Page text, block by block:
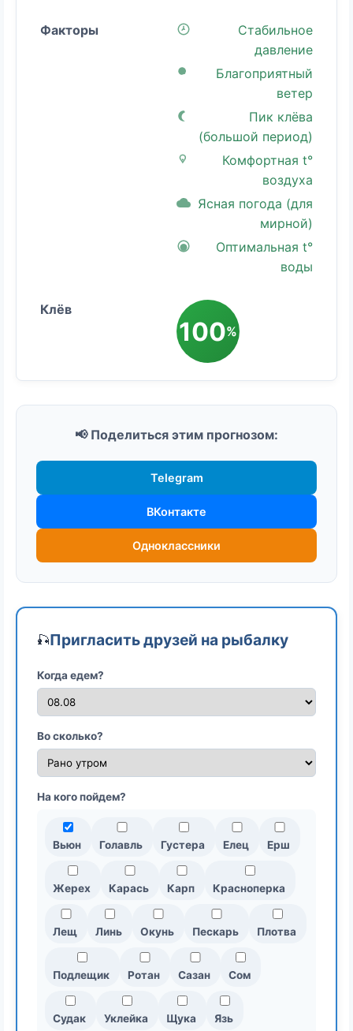
Стабильное
давление
Благоприятный
ветер
Пик клёва
(большой период)
Комфортная t°
воздуха
Ясная погода (для
мирной)
Оптимальная t°
воды
100%
📢 Поделиться этим прогнозом:
Telegram
ВКонтакте
Одноклассники
🎣Пригласить друзей на рыбалку
Когда едем?
Во сколько?
На кого пойдем?
Вьюн Голавль Густера Елец Ерш
Жерех Карась Карп Красноперка
Лещ Линь Окунь Пескарь Плотва
Подлещик Ротан Сазан Сом
Судак Уклейка Щука Язь